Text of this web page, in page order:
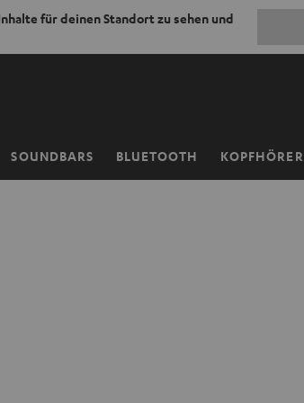
für deinen Standort zu sehen und
SOUNDBARS BLUETOOTH KOPFHÖRER